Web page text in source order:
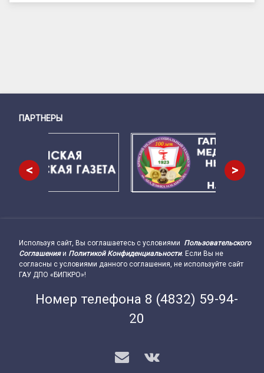
Снизу
ПАРТНЕРЫ
< >
Подвал сайта → влево
Используя сайт, Вы соглашаетесь с условиями Пользовательского
Соглашенияи Политикой Конфиденциальности. Если Вы не
согласны с условиями данного соглашения, не используйте сайт
ГАУ ДПО «БИПКРО»!
Номер телефона 8 (4832) 59-94-
20
E-mail
VK